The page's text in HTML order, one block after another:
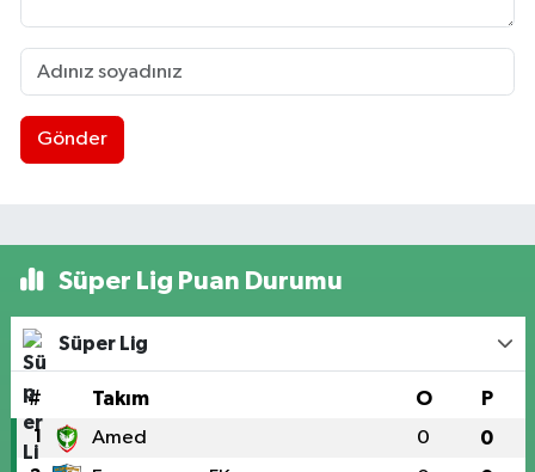
Gönder
Süper Lig Puan Durumu
Süper Lig
# Takım O P
1 Amed 0 0